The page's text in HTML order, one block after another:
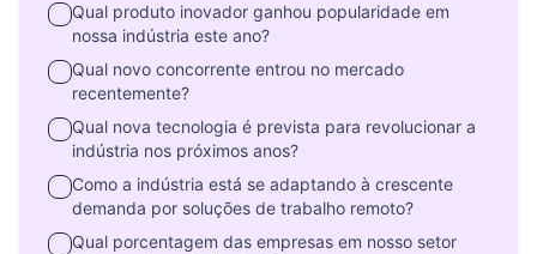
Qual produto inovador ganhou popularidade em
nossa indústria este ano?
Qual novo concorrente entrou no mercado
recentemente?
Qual nova tecnologia é prevista para revolucionar a
indústria nos próximos anos?
Como a indústria está se adaptando à crescente
demanda por soluções de trabalho remoto?
Qual porcentagem das empresas em nosso setor